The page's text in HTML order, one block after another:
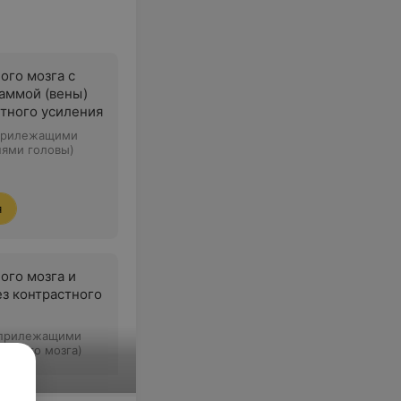
мозга с
(вены)
усиления
головы)
мозга и
контрастного
мозга)